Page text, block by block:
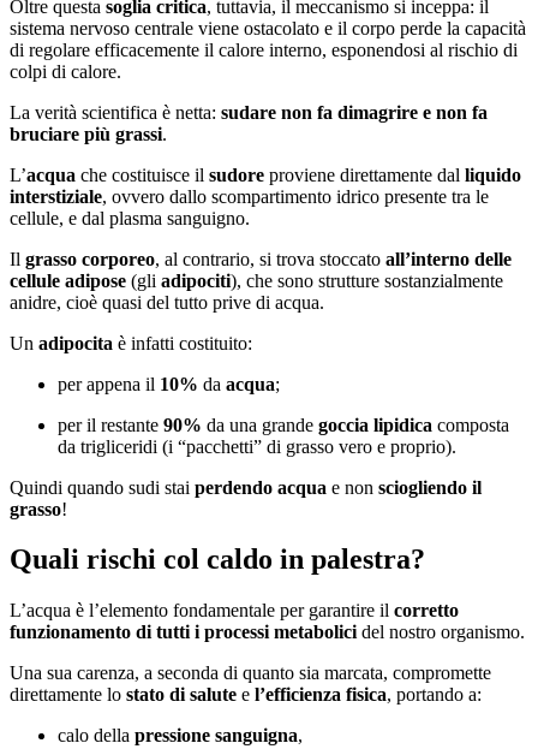
Oltre questa soglia critica, tuttavia, il meccanismo si inceppa: il
sistema nervoso centrale viene ostacolato e il corpo perde la capacità
di regolare efficacemente il calore interno, esponendosi al rischio di
colpi di calore.
La verità scientifica è netta: sudare non fa dimagrire e non fa
bruciare più grassi.
L’acqua che costituisce il sudore proviene direttamente dal liquido
interstiziale, ovvero dallo scompartimento idrico presente tra le
cellule, e dal plasma sanguigno.
Il grasso corporeo, al contrario, si trova stoccato all’interno delle
cellule adipose (gli adipociti), che sono strutture sostanzialmente
anidre, cioè quasi del tutto prive di acqua.
Un adipocita è infatti costituito:
per appena il 10% da acqua;
per il restante 90% da una grande goccia lipidica composta
da trigliceridi (i “pacchetti” di grasso vero e proprio).
Quindi quando sudi stai perdendo acqua e non sciogliendo il
grasso!
Quali rischi col caldo in palestra?
L’acqua è l’elemento fondamentale per garantire il corretto
funzionamento di tutti i processi metabolici del nostro organismo.
Una sua carenza, a seconda di quanto sia marcata, compromette
direttamente lo stato di salute e l’efficienza fisica, portando a:
calo della pressione sanguigna,